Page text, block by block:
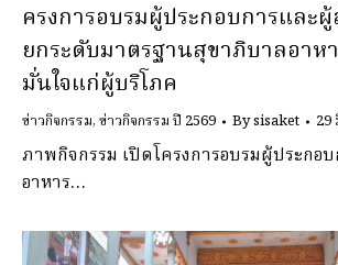
ครงการอบรมผู้ประกอบการและ
ยกระดับมาตรฐานสุขาภิบาลอาห
มั่นใจแก่ผู้บริโภค
ข่าวกิจกรรม,ข่าวกิจกรรม ปี 2569 Bysisaket 29
ภาพกิจกรรม เปิดโครงการอบรมผู้ประกอ
อาหาร…